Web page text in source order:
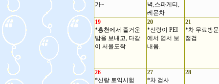
가~
녁,스파게티,
레몬차
19
*홍천에서 즐거운
밤을 보내고, 다같
이 서울도착
20
*신랑이 PEI
에서 엽서 보
내옴.
21
*차 무료방문
점검
26
*신랑 토익시험
27
*차 검사
28